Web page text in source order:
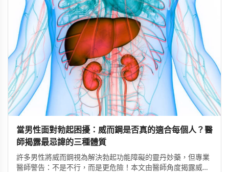
當男性面對勃起困擾：威而鋼是否真的適合每個人？醫
師揭露最忌諱的三種體質
許多男性將威而鋼視為解決勃起功能障礙的靈丹妙藥，但專業
醫師警告：不是不行，而是更危險！本文由醫師角度揭露威而